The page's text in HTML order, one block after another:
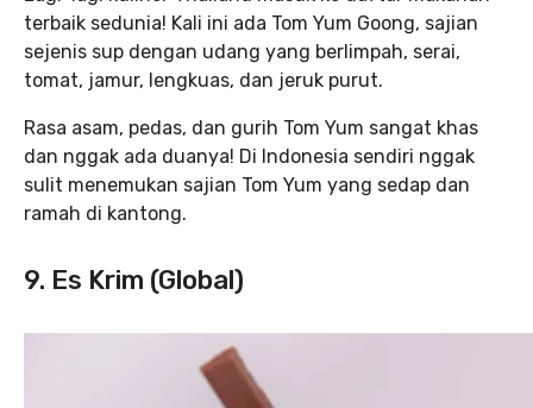
terbaik sedunia! Kali ini ada Tom Yum Goong, sajian
sejenis sup dengan udang yang berlimpah, serai,
tomat, jamur, lengkuas, dan jeruk purut.
Rasa asam, pedas, dan gurih Tom Yum sangat khas
dan nggak ada duanya! Di Indonesia sendiri nggak
sulit menemukan sajian Tom Yum yang sedap dan
ramah di kantong.
9. Es Krim (Global)